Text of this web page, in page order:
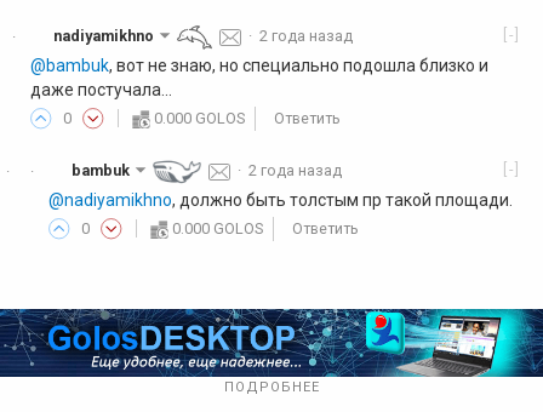
· [-]
nadiyamikhno ·2 года назад
@bambuk, вот не знаю, но специально подошла близко и
даже постучала...
0 0.000 GOLOS Ответить
·
· [-]
bambuk · 2 года назад
@nadiyamikhno, должно быть толстым пр такой площади.
0 0.000 GOLOS Ответить
ПОДРОБНЕЕ